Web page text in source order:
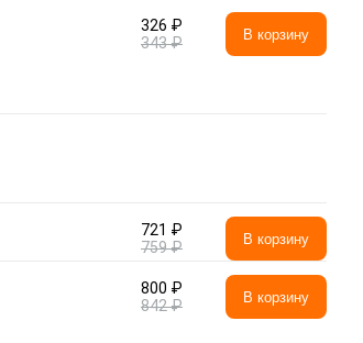
326 ₽
343 ₽
В корзину
721 ₽
759 ₽
В корзину
800 ₽
842 ₽
В корзину